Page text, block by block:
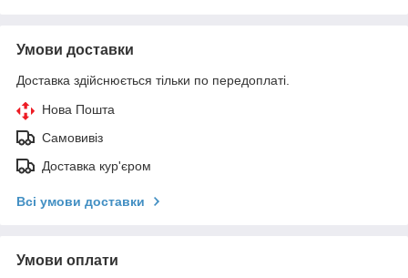
Умови доставки
Доставка здійснюється тільки по передоплаті.
Нова Пошта
Самовивіз
Доставка кур'єром
Всі умови доставки
Умови оплати